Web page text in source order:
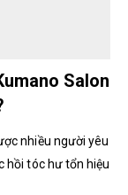
Salon
nhiều người yêu
hồi tóc hư tổn hiệu